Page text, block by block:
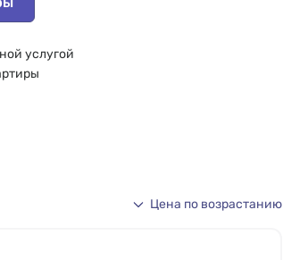
услугой
Цена по возрастанию